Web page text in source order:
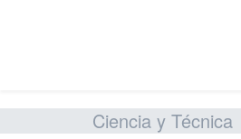
Ciencia y Técnica